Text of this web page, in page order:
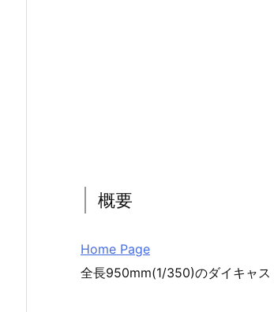
概要
Home Page
全長950mm(1/350)のダイキャス